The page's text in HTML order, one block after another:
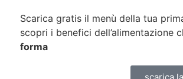
Scarica gratis il menù della tua
scopri i benefici dell’alimentazione
forma